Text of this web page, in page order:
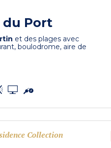
du Port
et des plages avec
boulodrome, aire de
Collection